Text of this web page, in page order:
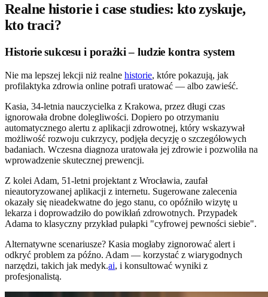
Realne historie i case studies: kto zyskuje,
kto traci?
Historie sukcesu i porażki – ludzie kontra system
Nie ma lepszej lekcji niż realne historie, które pokazują, jak
profilaktyka zdrowia online potrafi uratować — albo zawieść.
Kasia, 34-letnia nauczycielka z Krakowa, przez długi czas
ignorowała drobne dolegliwości. Dopiero po otrzymaniu
automatycznego alertu z aplikacji zdrowotnej, który wskazywał
możliwość rozwoju cukrzycy, podjęła decyzję o szczegółowych
badaniach. Wczesna diagnoza uratowała jej zdrowie i pozwoliła na
wprowadzenie skutecznej prewencji.
Z kolei Adam, 51-letni projektant z Wrocławia, zaufał
nieautoryzowanej aplikacji z internetu. Sugerowane zalecenia
okazały się nieadekwatne do jego stanu, co opóźniło wizytę u
lekarza i doprowadziło do powikłań zdrowotnych. Przypadek
Adama to klasyczny przykład pułapki "cyfrowej pewności siebie".
Alternatywne scenariusze? Kasia mogłaby zignorować alert i
odkryć problem za późno. Adam — korzystać z wiarygodnych
narzędzi, takich jak medyk.ai, i konsultować wyniki z
profesjonalistą.